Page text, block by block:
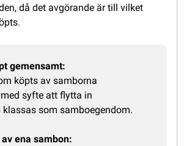
då det avgörande är till vilket
gemensamt:
köpts av samborna
syfte att flytta in
som samboegendom.
ena sambon: